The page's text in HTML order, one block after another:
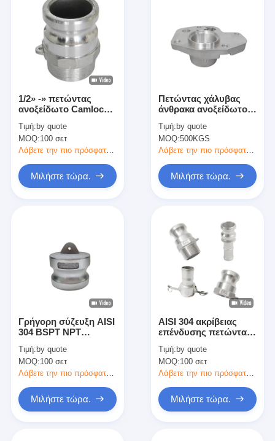
Περίπου εμείς
Γύρος εργοστασίων
Συγκολλητική ταινία μόνωσης
Ταινία μόνωσης υφασμάτων γυαλιού
1/2» -» πετώντας
ανοξείδωτο Camlock
8 που συνδέει τις
γρήγορες
τοποθετήσεις
Τιμή: by quote
MOQ:100 σετ
Λάβετε την πιο πρόσφατη τιμή
Μιλήστε τώρα.
Πετώντας χάλυβας
άνθρακα ανοξείδωτου
επένδυσης ακρίβειας
χάλυβα κραμάτων
Τιμή: by quote
MOQ:500KGS
Λάβετε την πιο πρόσφατη τιμή
Μιλήστε τώρα.
Γρήγορη σύζευξη AISI
304 BSPT NPT
Τιμή: by quote
MOQ:100 σετ
Λάβετε την πιο πρόσφατη τιμή
Μιλήστε τώρα.
AISI 304 ακρίβειας
επένδυσης πετώντας
συναρμολογήσεων
ανοξείδωτου
γρήγορος
ΣΥΝΕΧΈΣ DP Γ Δ Ε Φ
Τιμή: by quote
MOQ:100 σετ
Λάβετε την πιο πρόσφατη τιμή
Μιλήστε τώρα.